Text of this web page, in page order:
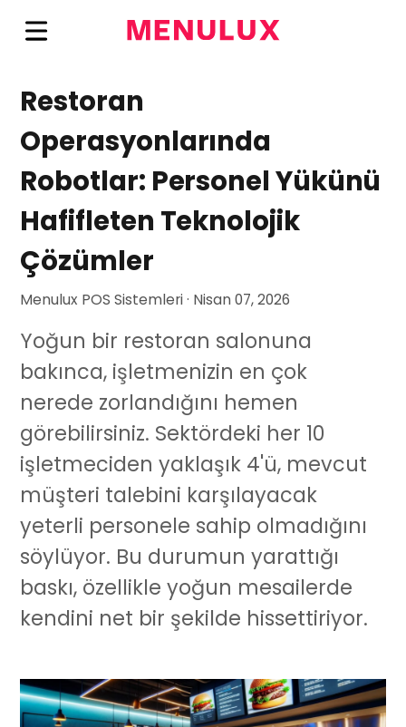
Restoran
Operasyonlarında
Robotlar: Personel Yükünü
Hafifleten Teknolojik
Çözümler
Menulux POS Sistemleri · Nisan 07, 2026
Yoğun bir restoran salonuna
bakınca, işletmenizin en çok
nerede zorlandığını hemen
görebilirsiniz. Sektördeki her 10
işletmeciden yaklaşık 4'ü, mevcut
müşteri talebini karşılayacak
yeterli personele sahip olmadığını
söylüyor. Bu durumun yarattığı
baskı, özellikle yoğun mesailerde
kendini net bir şekilde hissettiriyor.